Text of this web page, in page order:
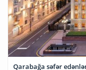
Qarabağa səfər